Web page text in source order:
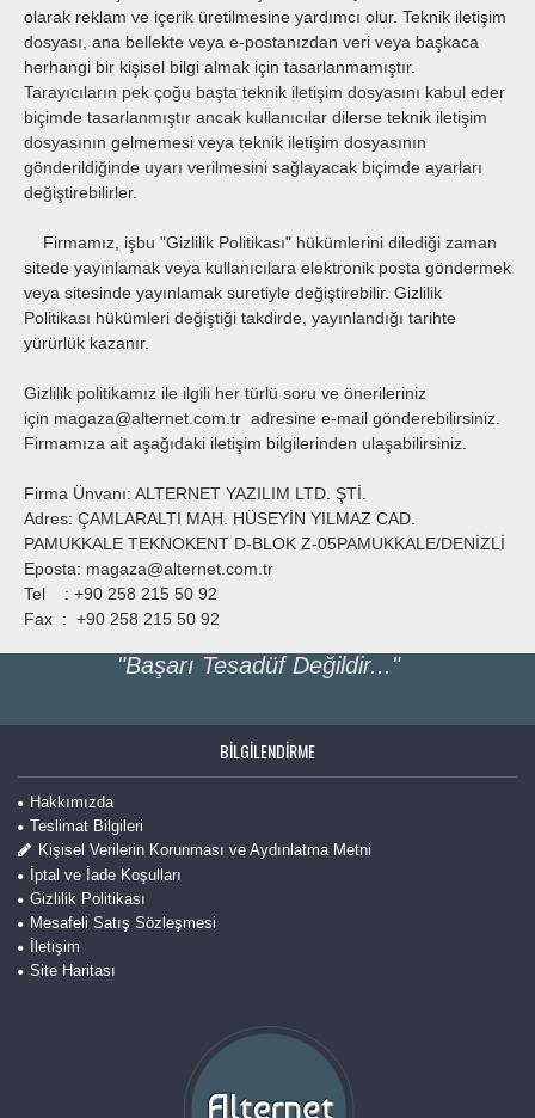
olarak reklam ve içerik üretilmesine yardımcı olur. Teknik iletişim
dosyası, ana bellekte veya e-postanızdan veri veya başkaca
herhangi bir kişisel bilgi almak için tasarlanmamıştır.
Tarayıcıların pek çoğu başta teknik iletişim dosyasını kabul eder
biçimde tasarlanmıştır ancak kullanıcılar dilerse teknik iletişim
dosyasının gelmemesi veya teknik iletişim dosyasının
gönderildiğinde uyarı verilmesini sağlayacak biçimde ayarları
değiştirebilirler.
Firmamız, işbu "Gizlilik Politikası" hükümlerini dilediği zaman
sitede yayınlamak veya kullanıcılara elektronik posta göndermek
veya sitesinde yayınlamak suretiyle değiştirebilir. Gizlilik
Politikası hükümleri değiştiği takdirde, yayınlandığı tarihte
yürürlük kazanır.
Gizlilik politikamız ile ilgili her türlü soru ve önerileriniz
için magaza@alternet.com.tr adresine e-mail gönderebilirsiniz.
Firmamıza ait aşağıdaki iletişim bilgilerinden ulaşabilirsiniz.
Firma Ünvanı: ALTERNET YAZILIM LTD. ŞTİ.
Adres: ÇAMLARALTI MAH. HÜSEYİN YILMAZ CAD.
PAMUKKALE TEKNOKENT D-BLOK Z-05PAMUKKALE/DENİZLİ
Eposta: magaza@alternet.com.tr
Tel : +90 258 215 50 92
Fax : +90 258 215 50 92
"Başarı Tesadüf Değildir..."
BILGILENDIRME
Hakkımızda
Teslimat Bilgileri
Kişisel Verilerin Korunması ve Aydınlatma Metni
İptal ve İade Koşulları
Gizlilik Politikası
Mesafeli Satış Sözleşmesi
İletişim
Site Haritası